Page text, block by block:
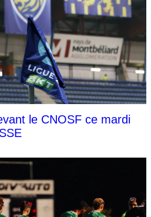
le CNOSF ce mardi